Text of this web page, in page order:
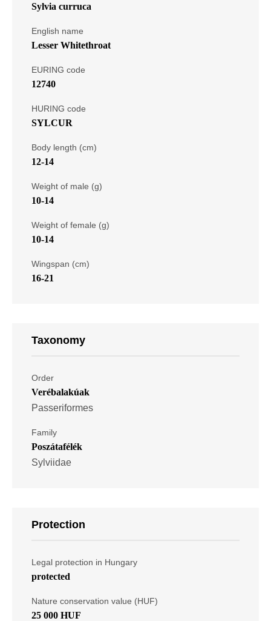
Sylvia curruca
English name
Lesser Whitethroat
EURING code
12740
HURING code
SYLCUR
Body length (cm)
12-14
Weight of male (g)
10-14
Weight of female (g)
10-14
Wingspan (cm)
16-21
Taxonomy
Order
Verébalakúak
Passeriformes
Family
Poszátafélék
Sylviidae
Protection
Legal protection in Hungary
protected
Nature conservation value (HUF)
25 000 HUF